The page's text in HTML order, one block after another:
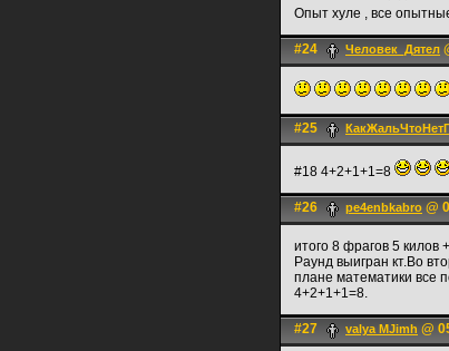
Опыт хуле , все
#24 Человек_Дятел
#25
#18 4+2+1+1=8
#26 pe4enbkabro @
итого 8 фрагов 5 килов
Раунд выигран кт.Во
плане математики все
4+2+1+1=8.
#27 valya MJimh @